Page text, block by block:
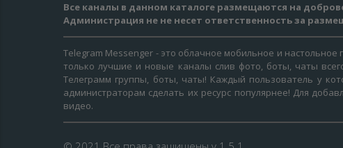
Все каналы в данном каталоге размещаются на
Администрация не не несет ответственность за
Telegram Messenger - это облачное мобильное и
только лучшие и новые каналы слив фото, боты, чаты
Телеграмм группы, боты, чаты! Каждый пользователь у
администраторам сделать их ресурс популярнее! Для
видео.